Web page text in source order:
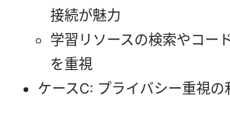
接続が魅力
学習リソースの検索やコー
を重視
ケースC: プライバシー重視の